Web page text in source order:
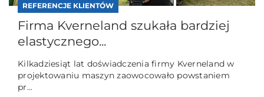
REFERENCJE KLIENTÓW
Firma Kverneland szukała bardziej
elastycznego...
Kilkadziesiąt lat doświadczenia firmy Kverneland w
projektowaniu maszyn zaowocowało powstaniem
pr...